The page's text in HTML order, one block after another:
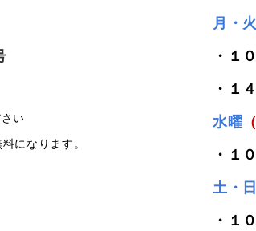
い
になります。
月・
・
・１
水曜
・１
土・
・